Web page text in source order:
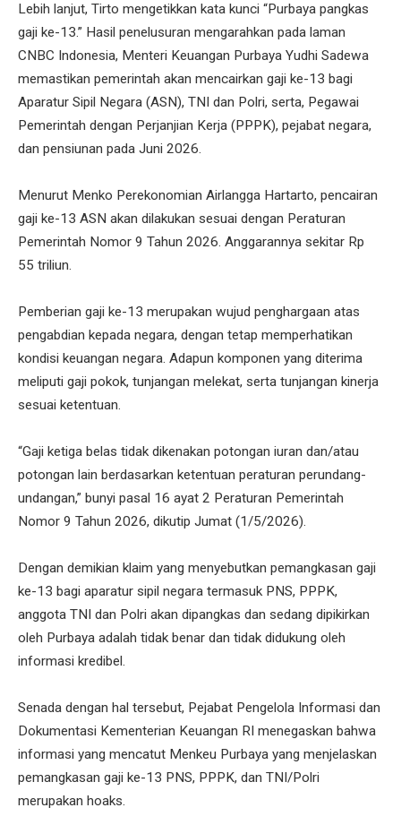
Lebih lanjut, Tirto mengetikkan kata kunci “Purbaya pangkas
gaji ke-13.” Hasil penelusuran mengarahkan pada laman
CNBC Indonesia, Menteri Keuangan Purbaya Yudhi Sadewa
memastikan pemerintah akan mencairkan gaji ke-13 bagi
Aparatur Sipil Negara (ASN), TNI dan Polri, serta, Pegawai
Pemerintah dengan Perjanjian Kerja (PPPK), pejabat negara,
dan pensiunan pada Juni 2026.
Menurut Menko Perekonomian Airlangga Hartarto, pencairan
gaji ke-13 ASN akan dilakukan sesuai dengan Peraturan
Pemerintah Nomor 9 Tahun 2026. Anggarannya sekitar Rp
55 triliun.
Pemberian gaji ke-13 merupakan wujud penghargaan atas
pengabdian kepada negara, dengan tetap memperhatikan
kondisi keuangan negara. Adapun komponen yang diterima
meliputi gaji pokok, tunjangan melekat, serta tunjangan kinerja
sesuai ketentuan.
“Gaji ketiga belas tidak dikenakan potongan iuran dan/atau
potongan lain berdasarkan ketentuan peraturan perundang-
undangan,” bunyi pasal 16 ayat 2 Peraturan Pemerintah
Nomor 9 Tahun 2026, dikutip Jumat (1/5/2026).
Dengan demikian klaim yang menyebutkan pemangkasan gaji
ke-13 bagi aparatur sipil negara termasuk PNS, PPPK,
anggota TNI dan Polri akan dipangkas dan sedang dipikirkan
oleh Purbaya adalah tidak benar dan tidak didukung oleh
informasi kredibel.
Senada dengan hal tersebut, Pejabat Pengelola Informasi dan
Dokumentasi Kementerian Keuangan RI menegaskan bahwa
informasi yang mencatut Menkeu Purbaya yang menjelaskan
pemangkasan gaji ke-13 PNS, PPPK, dan TNI/Polri
merupakan hoaks.